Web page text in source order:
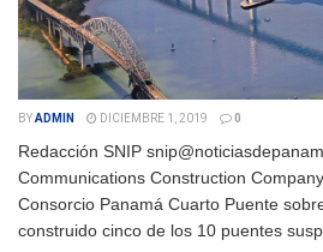
BYADMIN DICIEMBRE 1, 2019 0
Redacción SNIP
Communications Construction
Consorcio Panamá Cuarto Puente
construido cinco de los 10 puentes